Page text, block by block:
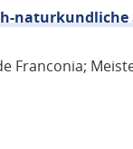
Franconia;